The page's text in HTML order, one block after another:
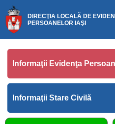
DIRECŢIA LOCALĂ DE
PERSOANELOR IAŞI
Informaţii Evidenţa
Informaţii Stare Civilă